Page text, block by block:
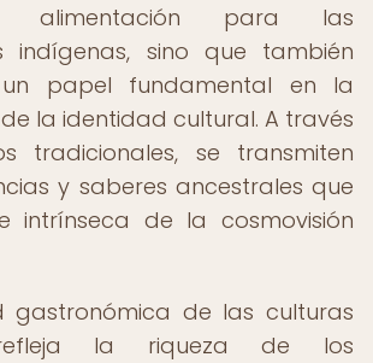
alimentación para las
indígenas, sino que también
un papel fundamental en la
la identidad cultural. A través
tradicionales, se transmiten
y saberes ancestrales que
intrínseca de la cosmovisión
gastronómica de las culturas
la riqueza de los